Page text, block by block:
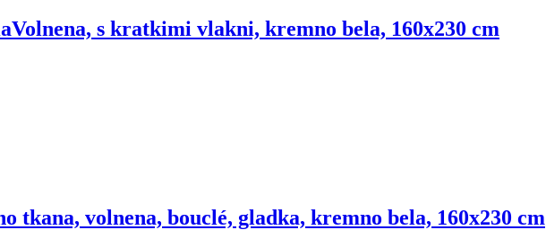
Volnena, s kratkimi vlakni, kremno bela, 160x230 cm
tkana, volnena, bouclé, gladka, kremno bela, 160x230 cm